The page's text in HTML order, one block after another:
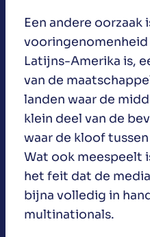
Een andere oorzaak
Latijns-Amerika is,
van de
landen waar de
klein deel van de
waar de kloof
Wat ook meespeelt
het feit dat de
bijna volledig in
multinationals.